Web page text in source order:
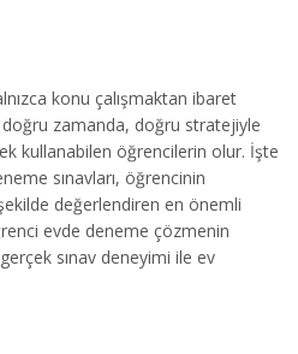
konu çalışmaktan ibaret
doğru zamanda, doğru stratejiyle
kullanabilen öğrencilerin olur. İşte
sınavları, öğrencinin
değerlendiren en önemli
evde deneme çözmenin
sınav deneyimi ile ev